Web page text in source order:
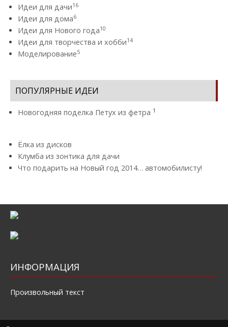
Идеи для дачи16
Идеи для дома6
Идеи для Нового года10
Идеи для творчества и хобби14
Моделирование5
ПОПУЛЯРНЫЕ ИДЕИ
Новогодняя поделка Петух из фетра 1
Ёлка из дисков
Клумба из зонтика для дачи
Что подарить на Новый год 2014… автомобилисту!
ИНФОРМАЦИЯ
Произвольный текст